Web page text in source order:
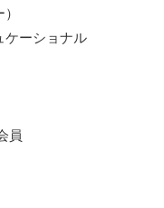
ケーショナル
員